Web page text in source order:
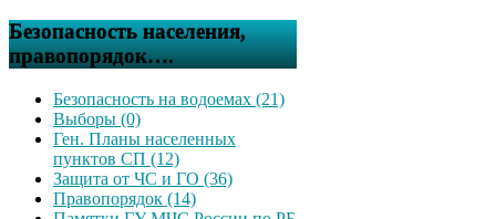
Безопасность населения,
правопорядок….
Безопасность на водоемах (21)
Выборы (0)
Ген. Планы населенных
пунктов СП (12)
Защита от ЧС и ГО (36)
Правопорядок (14)